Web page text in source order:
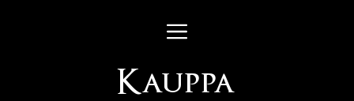
Valikko
Kauppa